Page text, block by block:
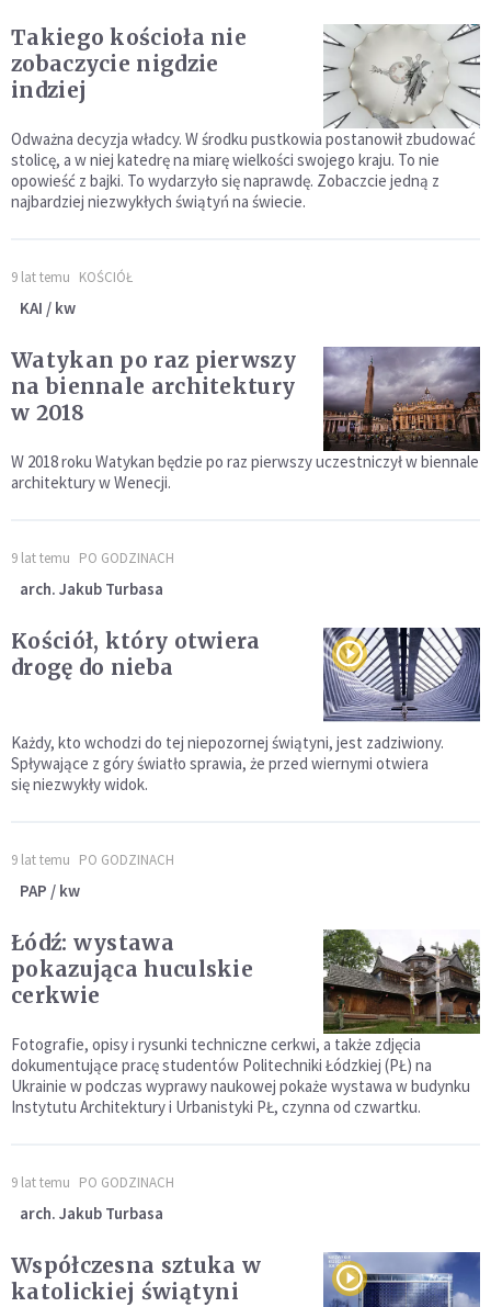
Takiego kościoła nie
zobaczycie nigdzie
indziej
Odważna decyzja władcy. W środku pustkowia postanowił zbudować
stolicę, a w niej katedrę na miarę wielkości swojego kraju. To nie
opowieść z bajki. To wydarzyło się naprawdę. Zobaczcie jedną z
najbardziej niezwykłych świątyń na świecie.
9 lat temu KOŚCIÓŁ
KAI / kw
Watykan po raz pierwszy
na biennale architektury
w 2018
W 2018 roku Watykan będzie po raz pierwszy uczestniczył w biennale
architektury w Wenecji.
9 lat temu PO GODZINACH
arch. Jakub Turbasa
Kościół, który otwiera
drogę do nieba
Każdy, kto wchodzi do tej niepozornej świątyni, jest zadziwiony.
Spływające z góry światło sprawia, że przed wiernymi otwiera
się niezwykły widok.
9 lat temu PO GODZINACH
PAP / kw
Łódź: wystawa
pokazująca huculskie
cerkwie
Fotografie, opisy i rysunki techniczne cerkwi, a także zdjęcia
dokumentujące pracę studentów Politechniki Łódzkiej (PŁ) na
Ukrainie w podczas wyprawy naukowej pokaże wystawa w budynku
Instytutu Architektury i Urbanistyki PŁ, czynna od czwartku.
9 lat temu PO GODZINACH
arch. Jakub Turbasa
Współczesna sztuka w
katolickiej świątyni